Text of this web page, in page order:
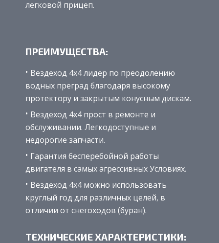
легковой прицеп.
ПРЕИМУЩЕСТВА:
Вездеход 4х4 лидер по преодолению
водных преград благодаря высокому
протектору и закрытым конусным дискам.
Вездеход 4х4 прост в ремонте и
обслуживании. Легкодоступные и
недорогие запчасти.
Гарантия бесперебойной работы
двигателя в самых агрессивных Условиях.
Вездеход 4х4 можно использовать
круглый год для различных целей, в
отличии от снегоходов (буран).
ТЕХНИЧЕСКИЕ ХАРАКТЕРИСТИКИ: